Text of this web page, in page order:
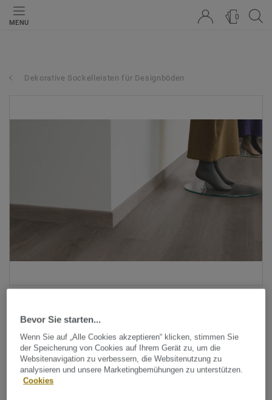
MENU
0
Dekorative Sockelleisten für Designböden
Alle Designs anzeigen (200)
Bevor Sie starten...
Wenn Sie auf „Alle Cookies akzeptieren“ klicken, stimmen Sie
der Speicherung von Cookies auf Ihrem Gerät zu, um die
Websitenavigation zu verbessern, die Websitenutzung zu
analysieren und unsere Marketingbemühungen zu unterstützen.
Cookies